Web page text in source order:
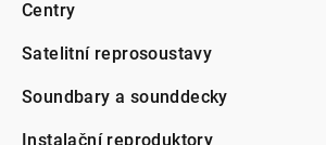
Centry
Satelitní reprosoustavy
Soundbary a sounddecky
Instalační reproduktory